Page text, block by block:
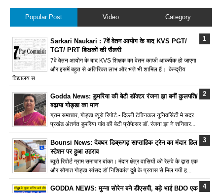
Popular Post Video Category
Sarkari Naukari : 7वें वेतन आयोग के बाद KVS PGT/
TGT/ PRT शिक्षकों की सैलरी
7वें वेतन आयोग के बाद KVS शिक्षक का वेतन काफी आकर्षक हो जाएगा
और इसमें बहुत से अतिरिक्त लाभ और भत्ते भी शामिल हैं। केन्द्रीय
विद्यालय स...
Godda News: डुमरिया की बेटी डॉक्टर रंजना झा बनीं कुलपति/
बढ़ाया गोड्डा का मान
ग्राम समाचार, गोड्डा ब्यूरो रिपोर्ट:- दिल्ली टेक्निकल यूनिवर्सिटी मे सदर
प्रखंड अंतर्गत डुमरिया गांव की बेटी प्रोफेसर डॉ. रंजना झा ने शनिवार...
Bounsi News: देवघर डिब्रूगढ़ साप्ताहिक ट्रेन का मंदार हिल
स्टेशन पर हुआ ठहराव
ब्यूरो रिपोर्ट ग्राम समाचार बांका। मंदार क्षेत्र वासियों को रेलवे के द्वारा एक
और सौगात गोड्डा सांसद डॉ निशिकांत दुबे के प्रयास से मिल गयी ह...
GODDA NEWS: मुन्ना सोरेन बने डीएसपी, बड़े भाई BDO एक